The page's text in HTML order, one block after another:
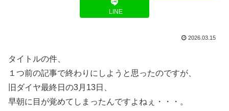
LINE
2026.03.15
タイトルの件、
１つ前の記事で終わりにしようと思ったのですが、
旧ダイヤ最終日の3月13日、
早朝に目が覚めてしまったんですよねぇ・・・。